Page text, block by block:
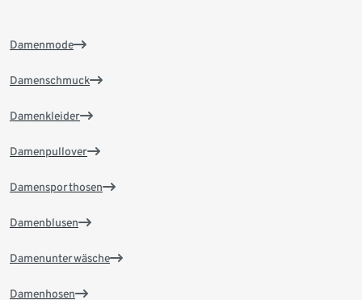
Damenmode
Damenschmuck
Damenkleider
Damenpullover
Damensporthosen
Damenblusen
Damenunterwäsche
Damenhosen